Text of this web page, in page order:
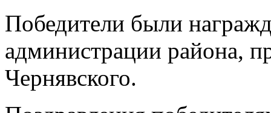
Победители были
администрации района,
Чернявского.